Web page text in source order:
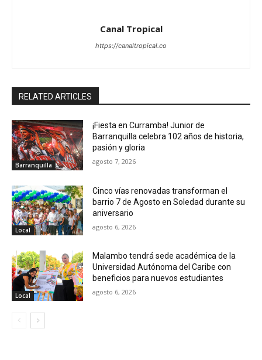
Canal Tropical
https://canaltropical.co
RELATED ARTICLES
Barranquilla
¡Fiesta en Curramba! Junior de
Barranquilla celebra 102 años de historia,
pasión y gloria
agosto 7, 2026
Local
Cinco vías renovadas transforman el
barrio 7 de Agosto en Soledad durante su
aniversario
agosto 6, 2026
Local
Malambo tendrá sede académica de la
Universidad Autónoma del Caribe con
beneficios para nuevos estudiantes
agosto 6, 2026